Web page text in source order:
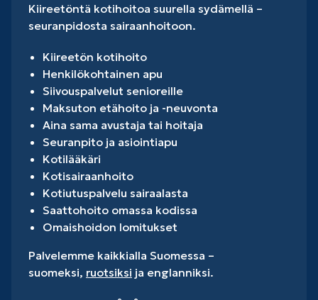
Kiireetöntä kotihoitoa suurella sydämellä –
seuranpidosta sairaanhoitoon.
Kiireetön kotihoito
Henkilökohtainen apu
Siivouspalvelut senioreille
Maksuton etähoito ja -neuvonta
Aina sama avustaja tai hoitaja
Seuranpito ja asiointiapu
Kotilääkäri
Kotisairaanhoito
Kotiutuspalvelu sairaalasta
Saattohoito omassa kodissa
Omaishoidon lomitukset
Palvelemme kaikkialla Suomessa –
suomeksi, ruotsiksi ja englanniksi.